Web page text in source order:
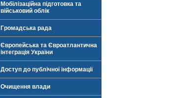
Мобілізаційна підготовка та
військовий облік
Громадська рада
Європейська та Євроатлантична
інтеграція України
Доступ до публічної інформації
Очищення влади